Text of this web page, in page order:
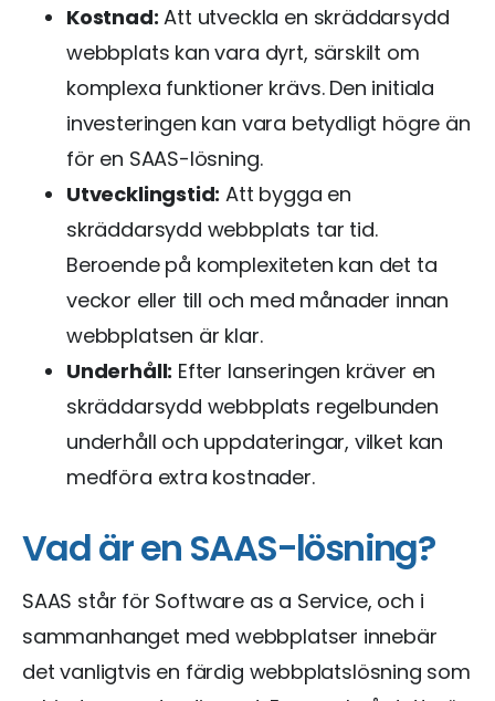
Kostnad: Att utveckla en skräddarsydd
webbplats kan vara dyrt, särskilt om
komplexa funktioner krävs. Den initiala
investeringen kan vara betydligt högre än
för en SAAS-lösning.
Utvecklingstid: Att bygga en
skräddarsydd webbplats tar tid.
Beroende på komplexiteten kan det ta
veckor eller till och med månader innan
webbplatsen är klar.
Underhåll: Efter lanseringen kräver en
skräddarsydd webbplats regelbunden
underhåll och uppdateringar, vilket kan
medföra extra kostnader.
Vad är en SAAS-lösning?
SAAS står för Software as a Service, och i
sammanhanget med webbplatser innebär
det vanligtvis en färdig webbplatslösning som